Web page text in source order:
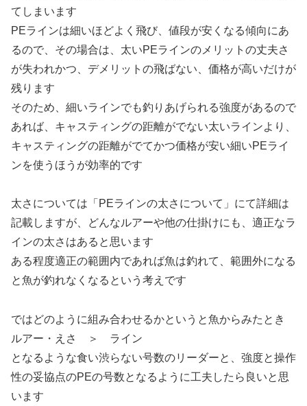
てしまいます
PEラインは細いほどよく飛び、値段が安くなる傾向にあ
るので、その場合は、太いPEラインのメリットの丈夫さ
が失われかつ、デメリットの飛ばない、価格が高いだけが
残ります
そのため、細いラインでも釣りあげられる強度があるので
あれば、キャスティングの距離がでない太いラインより、
キャスティングの距離がでてかつ価格が安い細いPEライ
ンを使うほうが効率的です
太さについては「PEラインの太さについて」にて詳細は
記載しますが、どんなルアーや他の仕掛けにも、適正なラ
インの太さはあると思います
ある程度適正の範囲内であれば魚は釣れて、範囲外になる
と魚が釣れなくなるという考えです
ではどのように組み合わせるかというと魚からみたとき
ルアー・えさ ＞ ライン
となるような食い渋らない号数のリーダーと、強度と操作
性の妥協点のPEの号数となるように工夫したら良いと思
います